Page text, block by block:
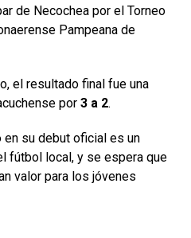
de Necochea por el Torneo
Pampeana de
el resultado final fue una
por 3 a 2.
su debut oficial es un
fútbol local, y se espera que
valor para los jóvenes